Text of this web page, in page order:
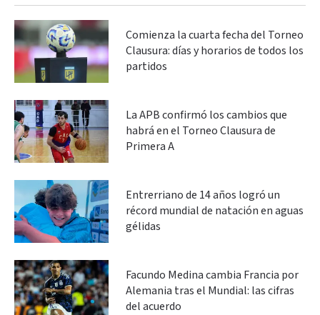
Comienza la cuarta fecha del Torneo
Clausura: días y horarios de todos los
partidos
La APB confirmó los cambios que
habrá en el Torneo Clausura de
Primera A
Entrerriano de 14 años logró un
récord mundial de natación en aguas
gélidas
Facundo Medina cambia Francia por
Alemania tras el Mundial: las cifras
del acuerdo